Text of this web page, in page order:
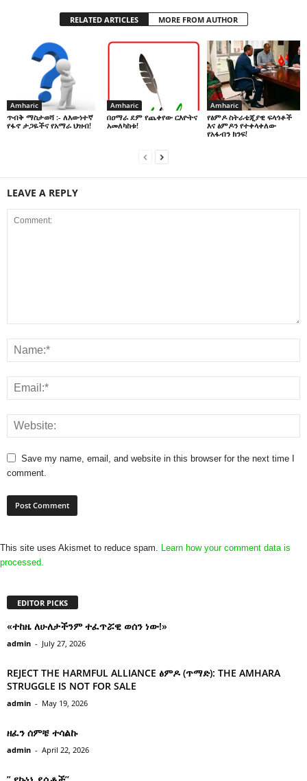
RELATED ARTICLES MORE FROM AUTHOR
Amharic
ጥብቅ ማስታወሻ :- ለእውነተኛ
የፋኖ ታጋዬችና የአማራ ህዝብ!
Amharic
በዐማራ ደም የጨቀየው ርእዮትና
አመለካከቱ!
Amharic
የፅምዶ ስትራቴጂያዊ ፍላጎቶች
እና ፅምዶን የተቀላቀለው
የአፋብን ክንፍ!
LEAVE A REPLY
Save my name, email, and website in this browser for the next time I
comment.
This site uses Akismet to reduce spam. Learn how your comment data is
processed.
EDITOR PICKS
«ተከዜ ለሁለታችንም ተፈጥሯዊ ወሰን ነው!»
admin - July 27, 2026
REJECT THE HARMFUL ALLIANCE ፅምዶ (ጥማድ): THE AMHARA
STRUGGLE IS NOT FOR SALE
admin - May 19, 2026
ዘፈን ሰምቼ ተሳልኩ
admin - April 22, 2026